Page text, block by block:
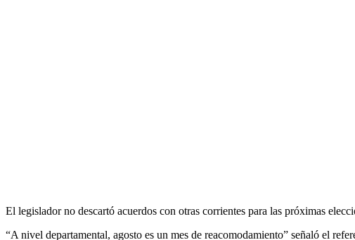
El legislador no descartó acuerdos con otras corrientes para las próximas
“A nivel departamental, agosto es un mes de reacomodamiento” señaló el